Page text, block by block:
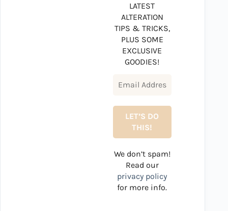
LATEST
ALTERATION
TIPS & TRICKS,
PLUS SOME
EXCLUSIVE
GOODIES!
We don’t spam!
Read our
privacy policy
for more info.